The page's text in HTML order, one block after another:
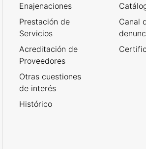
Enajenaciones
Prestación de
Servicios
Acreditación de
Proveedores
Otras cuestiones
de interés
Histórico
Canal